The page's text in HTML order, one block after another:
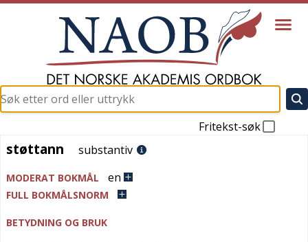
Fritekst-søk
støttann
støttann substantiv
MODERAT BOKMÅL en
FULL BOKMÅLSNORM
BETYDNING OG BRUK